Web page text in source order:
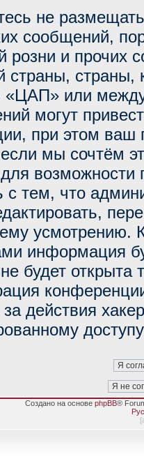
не
сообщений,
розни и прочих
страны,
или
могут
при этом ваш
если мы сочтём
возможности
с тем, что
усмотрению.
информация
будет открыта
за действия
Создано на основе phpBB®
[